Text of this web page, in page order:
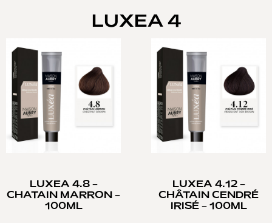
LUXEA 4
LUXEA 4.8 –
CHATAIN MARRON –
100ML
LUXEA 4.12 –
CHÂTAIN CENDRÉ
IRISÉ – 100ML